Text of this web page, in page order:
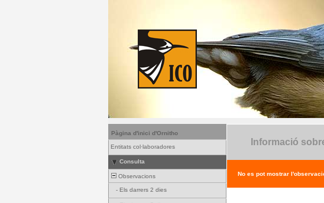
Pàgina d'inici d'Ornitho
Entitats col·laboradores
Consulta
Observacions
- Els darrers 2 dies
Informació
No es pot mostrar